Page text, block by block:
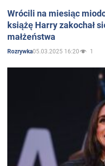
Wrócili na miesiąc
książę Harry zakochał
małżeństwa
Rozrywka05.03.2025 16:20 1